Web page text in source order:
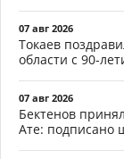
07 авг 2026
Токаев
области с 90-
07 авг 2026
Бектенов
Ате: подписано